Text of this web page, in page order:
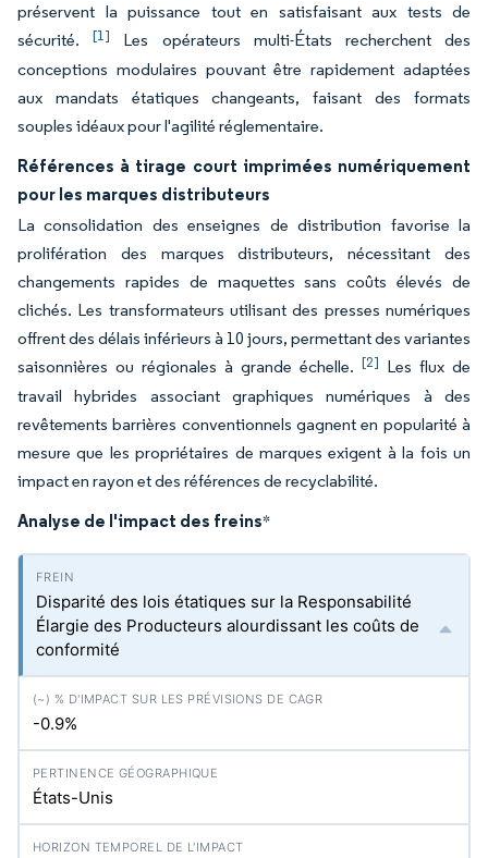
préservent la puissance tout en satisfaisant aux tests de
sécurité.[1]
Les opérateurs multi-États recherchent des
conceptions modulaires pouvant être rapidement adaptées
aux mandats étatiques changeants, faisant des formats
souples idéaux pour l'agilité réglementaire.
Références à tirage court imprimées numériquement
pour les marques distributeurs
La consolidation des enseignes de distribution favorise la
prolifération des marques distributeurs, nécessitant des
changements rapides de maquettes sans coûts élevés de
clichés. Les transformateurs utilisant des presses numériques
offrent des délais inférieurs à 10 jours, permettant des variantes
saisonnières ou régionales à grande échelle. [2] Les flux de
travail hybrides associant graphiques numériques à des
revêtements barrières conventionnels gagnent en popularité à
mesure que les propriétaires de marques exigent à la fois un
impact en rayon et des références de recyclabilité.
Analyse de l'impact des freins*
Disparité des lois étatiques sur la Responsabilité
Élargie des Producteurs alourdissant les coûts de
conformité
-0.9%
États-Unis